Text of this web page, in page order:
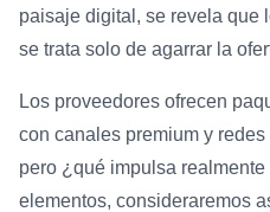
paisaje digital, se revela que
se trata solo de agarrar la
Los proveedores ofrecen
con canales premium y
pero ¿qué impulsa
elementos, consideraremos